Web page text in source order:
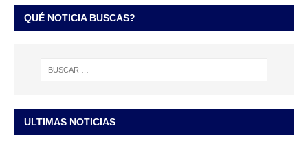
QUÉ NOTICIA BUSCAS?
ULTIMAS NOTICIAS